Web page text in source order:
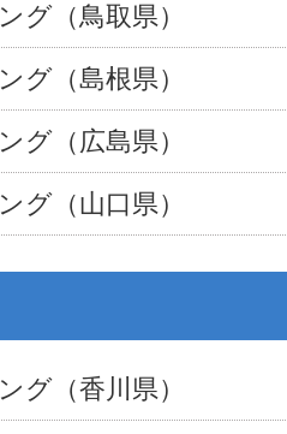
グ（鳥取県）
グ（島根県）
グ（広島県）
グ（山口県）
グ（香川県）